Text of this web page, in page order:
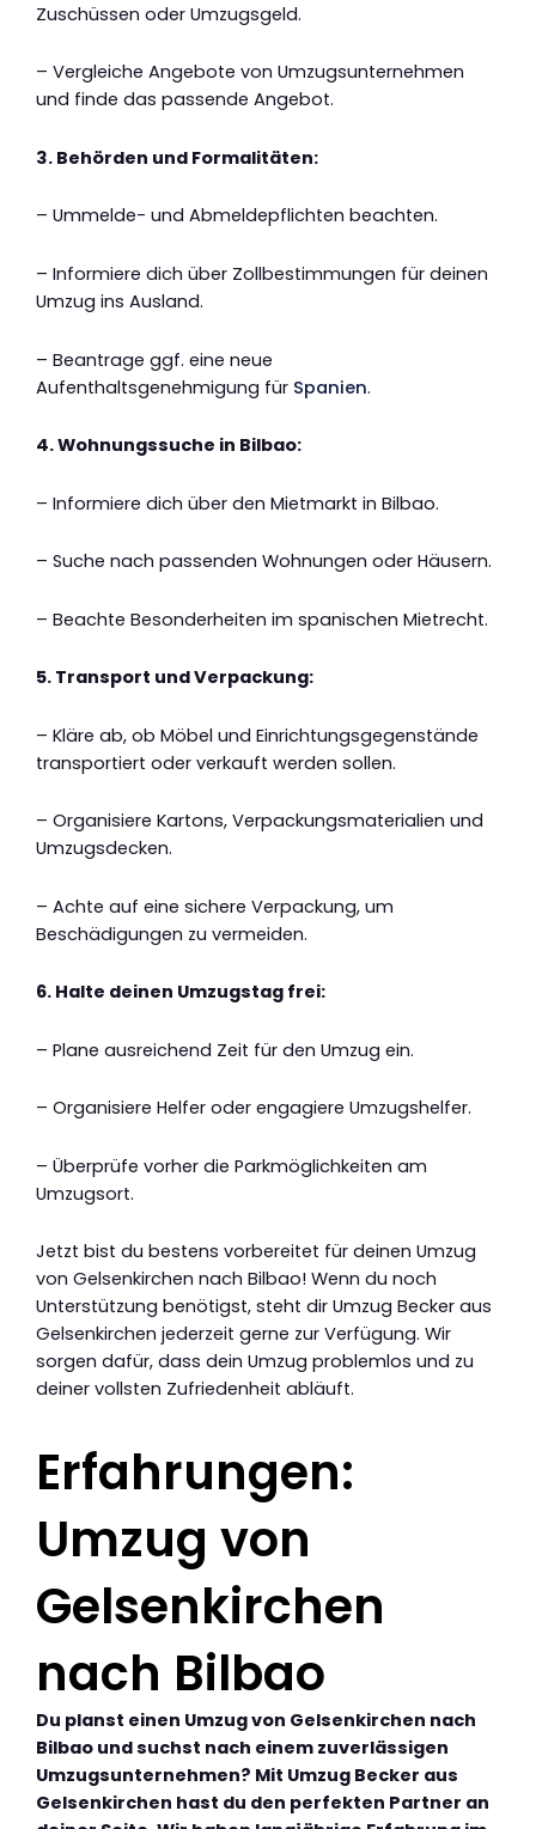
Zuschüssen oder Umzugsgeld.
– Vergleiche Angebote von Umzugsunternehmen
und finde das passende Angebot.
3. Behörden und Formalitäten:
– Ummelde- und Abmeldepflichten beachten.
– Informiere dich über Zollbestimmungen für deinen
Umzug ins Ausland.
– Beantrage ggf. eine neue
Aufenthaltsgenehmigung für Spanien.
4. Wohnungssuche in Bilbao:
– Informiere dich über den Mietmarkt in Bilbao.
– Suche nach passenden Wohnungen oder Häusern.
– Beachte Besonderheiten im spanischen Mietrecht.
5. Transport und Verpackung:
– Kläre ab, ob Möbel und Einrichtungsgegenstände
transportiert oder verkauft werden sollen.
– Organisiere Kartons, Verpackungsmaterialien und
Umzugsdecken.
– Achte auf eine sichere Verpackung, um
Beschädigungen zu vermeiden.
6. Halte deinen Umzugstag frei:
– Plane ausreichend Zeit für den Umzug ein.
– Organisiere Helfer oder engagiere Umzugshelfer.
– Überprüfe vorher die Parkmöglichkeiten am
Umzugsort.
Jetzt bist du bestens vorbereitet für deinen Umzug
von Gelsenkirchen nach Bilbao! Wenn du noch
Unterstützung benötigst, steht dir Umzug Becker aus
Gelsenkirchen jederzeit gerne zur Verfügung. Wir
sorgen dafür, dass dein Umzug problemlos und zu
deiner vollsten Zufriedenheit abläuft.
Erfahrungen:
Umzug von
Gelsenkirchen
nach Bilbao
Du planst einen Umzug von Gelsenkirchen nach
Bilbao und suchst nach einem zuverlässigen
Umzugsunternehmen? Mit Umzug Becker aus
Gelsenkirchen hast du den perfekten Partner an